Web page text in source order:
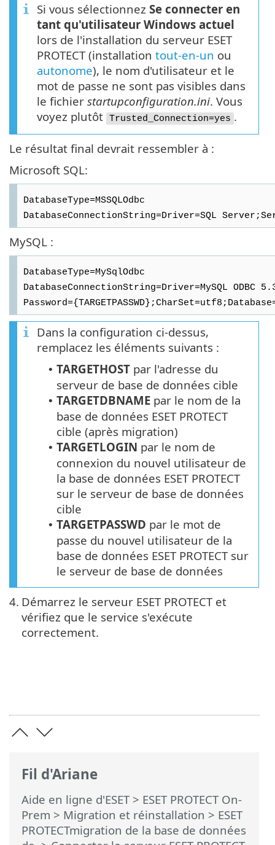
Fil d'Ariane
Aide en ligne d'ESET> ESET PROTECT On-
Prem > Migration et réinstallation > ESET
PROTECTmigration de la base de données
Si vous sélectionnez Se connecter en
tant qu'utilisateur Windows actuel
lors de l'installation du serveur ESET
PROTECT (installation tout-en-un ou
autonome), le nom d'utilisateur et le
mot de passe ne sont pas visibles dans
le fichier startupconfiguration.ini. Vous
voyez plutôt
Trusted_Connection=yes .
Le résultat final devrait ressembler à :
Microsoft SQL:
DatabaseType=MSSQLOdbc
DatabaseConnectionString=Driver=SQL
MySQL :
DatabaseType=MySqlOdbc
DatabaseConnectionString=Driver=MySQL ODBC
Dans la configuration ci-dessus,
remplacez les éléments suivants :
• TARGETHOST par l'adresse du
serveur de base de données cible
• TARGETDBNAME par le nom de la
base de données ESET PROTECT
cible (après migration)
• TARGETLOGIN par le nom de
connexion du nouvel utilisateur de
la base de données ESET PROTECT
sur le serveur de base de données
cible
• TARGETPASSWD par le mot de
passe du nouvel utilisateur de la
base de données ESET PROTECT sur
le serveur de base de données
4. Démarrez le serveur ESET PROTECT et
vérifiez que le service s'exécute
correctement.